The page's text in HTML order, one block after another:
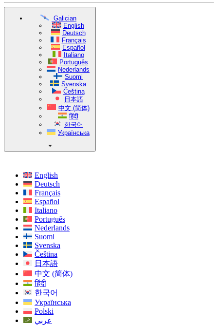
Galician
English
Deutsch
Français
Español
Italiano
Português
Nederlands
Suomi
Svenska
Čeština
日本語
中文 (简体)
हिंदी
한국어
Українська
English
Deutsch
Français
Español
Italiano
Português
Nederlands
Suomi
Svenska
Čeština
日本語
中文 (简体)
हिंदी
한국어
Українська
Polski
عربي